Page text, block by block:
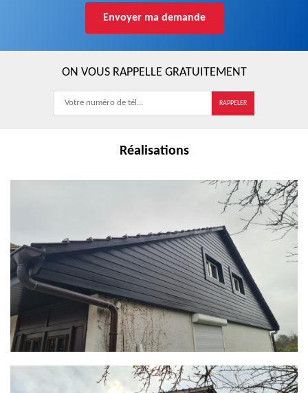
ON VOUS RAPPELLE GRATUITEMENT
Réalisations